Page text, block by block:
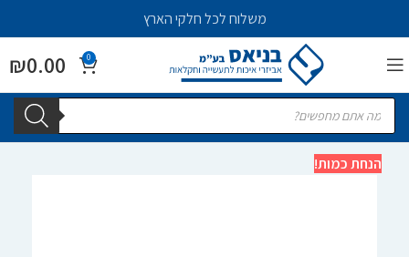
משלוח לכל חלקי הארץ
0
₪0.00
הנחת כמות!